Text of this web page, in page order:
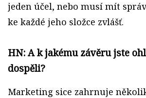
jeden účel, nebo musí mít
ke každé jeho složce zvlášť.
HN: A k jakému závěru jste
dospěli?
Marketing sice zahrnuje